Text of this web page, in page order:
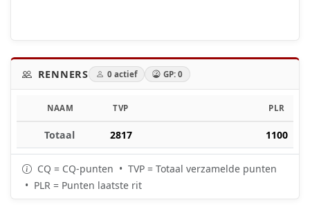
RENNERS 0 actief GP: 0
NAAM TVP PLR
Totaal 2817 1100
CQ = CQ-punten • TVP = Totaal verzamelde punten
• PLR = Punten laatste rit